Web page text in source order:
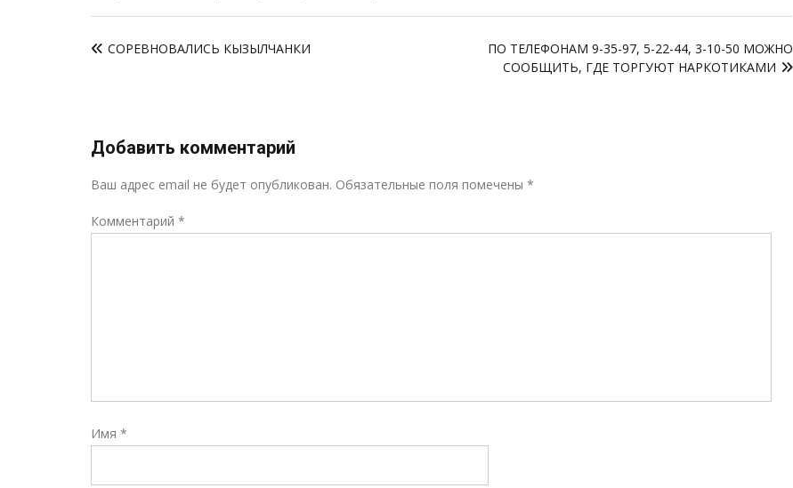
поСОРЕВНОВАЛИСЬ КЫЗЫЛЧАНКИ
ПО ТЕЛЕФОНАМ 9-35-97, 5-22-44, 3-10-50 МОЖНО
СООБЩИТЬ, ГДЕ ТОРГУЮТ НАРКОТИКАМИ
Добавить комментарий
Ваш адрес email не будет опубликован. Обязательные поля помечены *
Комментарий *
Имя *